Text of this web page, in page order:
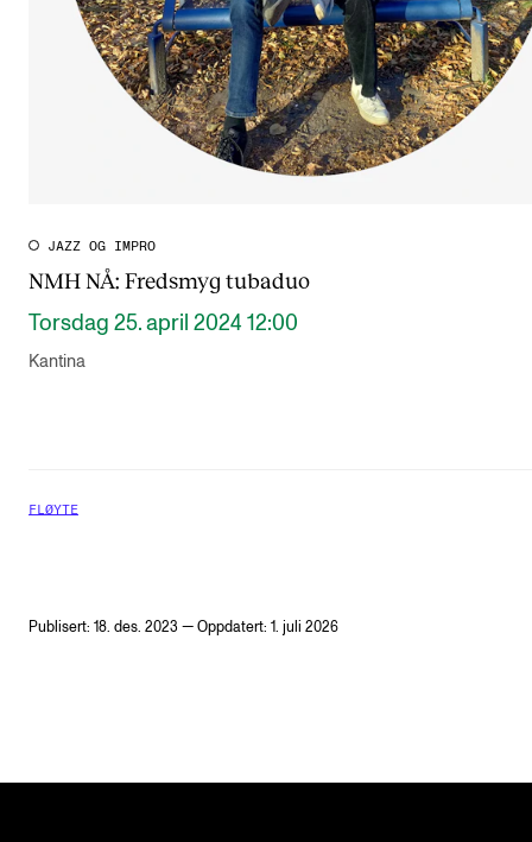
JAZZ OG IMPRO
NMH NÅ: Fredsmyg tubaduo
Torsdag 25. april 2024 12:00
Kantina
FLØYTE
Publisert: 18. des. 2023 — Oppdatert: 1. juli 2026